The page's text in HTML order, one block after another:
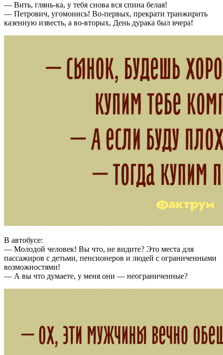
— Вить, глянь-ка, у тебя снова вся спина белая!
— Петрович, угомонись! Во-первых, прекрати транжирить
казенную известь, а во-вторых, День дурака был вчера!
В автобусе:
— Молодой человек! Вы что, не видите? Это места для
пассажиров с детьми, пенсионеров и людей с ограниченными
возможностями!
— А вы что думаете, у меня они — неограниченные?